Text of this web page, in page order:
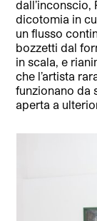
dicotomia in
un flusso
bozzetti dal
in scala, e
che l’artista
funzionano da
aperta a